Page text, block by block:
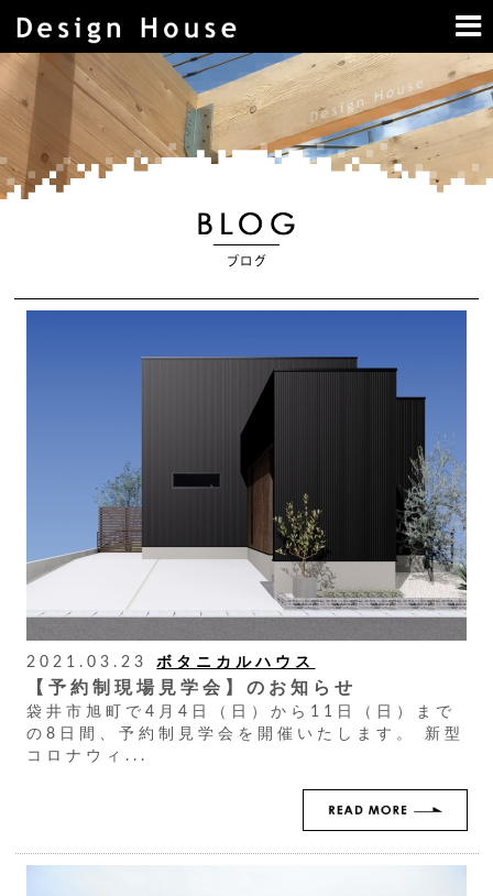
2021.03.23 ボタニカルハウス
【予約制現場見学会】のお知らせ
袋井市旭町で4月4日（日）から11日（日）まで
の8日間、予約制見学会を開催いたします。 新型
コロナウィ...